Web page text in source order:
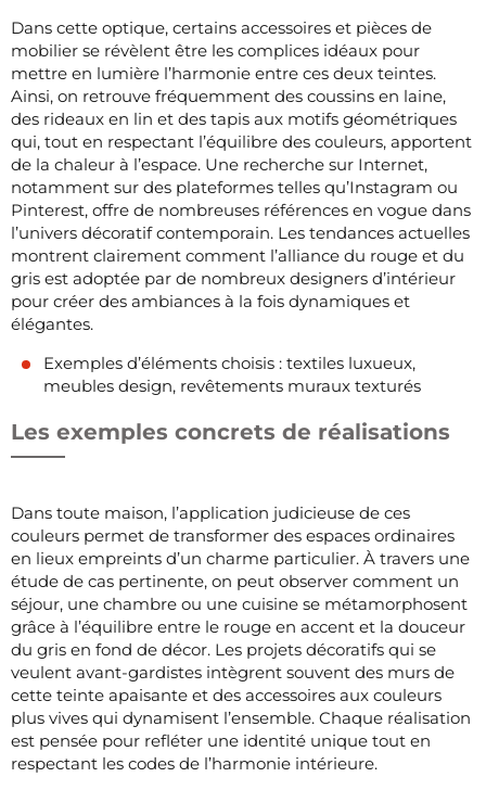
Dans cette optique, certains accessoires et pièces de
mobilier se révèlent être les complices idéaux pour
mettre en lumière l’harmonie entre ces deux teintes.
Ainsi, on retrouve fréquemment des coussins en laine,
des rideaux en lin et des tapis aux motifs géométriques
qui, tout en respectant l’équilibre des couleurs, apportent
de la chaleur à l’espace. Une recherche sur Internet,
notamment sur des plateformes telles qu’Instagram ou
Pinterest, offre de nombreuses références en vogue dans
l’univers décoratif contemporain. Les tendances actuelles
montrent clairement comment l’alliance du rouge et du
gris est adoptée par de nombreux designers d’intérieur
pour créer des ambiances à la fois dynamiques et
élégantes.
Exemples d’éléments choisis : textiles luxueux,
meubles design, revêtements muraux texturés
Les exemples concrets de réalisations
Dans toute maison, l’application judicieuse de ces
couleurs permet de transformer des espaces ordinaires
en lieux empreints d’un charme particulier. À travers une
étude de cas pertinente, on peut observer comment un
séjour, une chambre ou une cuisine se métamorphosent
grâce à l’équilibre entre le rouge en accent et la douceur
du gris en fond de décor. Les projets décoratifs qui se
veulent avant-gardistes intègrent souvent des murs de
cette teinte apaisante et des accessoires aux couleurs
plus vives qui dynamisent l’ensemble. Chaque réalisation
est pensée pour refléter une identité unique tout en
respectant les codes de l’harmonie intérieure.